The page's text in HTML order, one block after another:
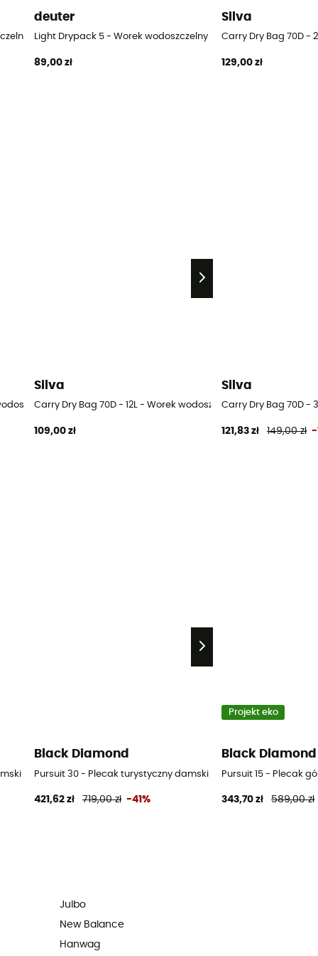
deuter
Light Drypack 5 - Worek wodoszczelny
89,00 zł
Silva
Carry Dry Bag 70D -
129,00 zł
Silva
Carry Dry Bag 70D - 12L - Worek wodoszczelny
109,00 zł
Silva
Carry Dry Bag 70D -
121,83 zł 149,00 zł -
Black Diamond
Pursuit 30 - Plecak turystyczny damski
421,62 zł 719,00 zł -41%
Projekt eko
Black Diamond
Pursuit 15 - Plecak
343,70 zł 589,00 zł
Julbo
New Balance
Hanwag